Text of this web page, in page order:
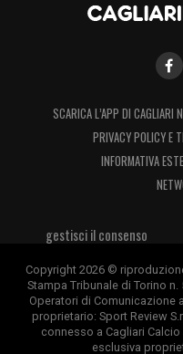
SCARICA L’APP DI CAGLIARI
PRIVACY POLICY E
INFORMATIVA
gestisci il consenso
Copyright 2026 ©
Stampa Tribunale di Torino
Operatori di Comunicazione
proprietario: Sport Review
connesso a Cagliari
esclusiva